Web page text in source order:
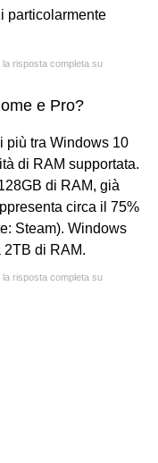
particolarmente
la risposta completa su
e Pro?
più tra Windows 10
di RAM supportata.
di RAM, già
circa il 75%
Steam). Windows
2TB di RAM.
la risposta completa su